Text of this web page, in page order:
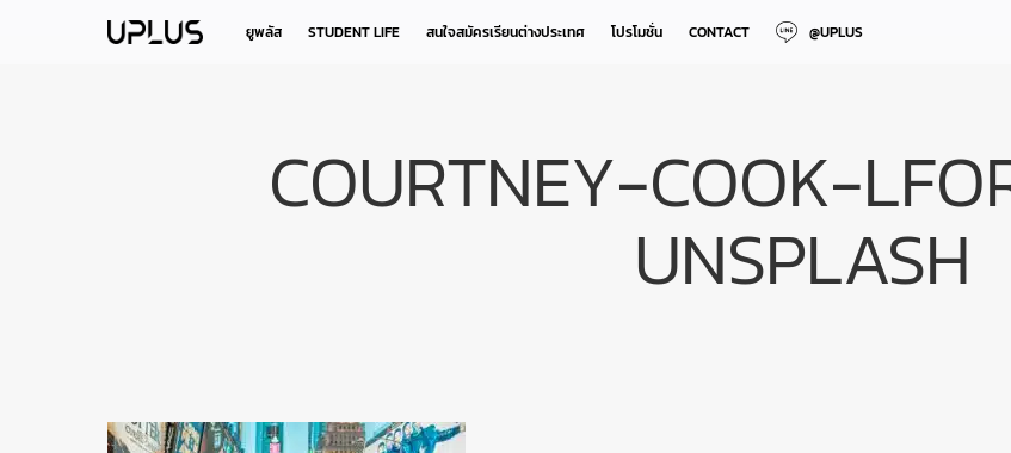
ยูพลัส STUDENT LIFE สนใจสมัครเรียนต่างประเทศ โปรโมชั่น CONTACT @UPLUS
COURTNEY-COOK-
UNSPLASH